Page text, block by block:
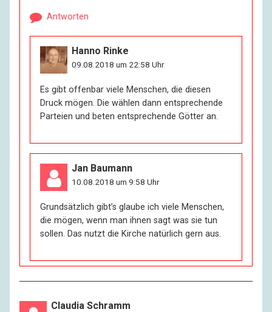
Antworten
Hanno Rinke
09.08.2018 um 22:58 Uhr
Es gibt offenbar viele Menschen, die diesen
Druck mögen. Die wählen dann entsprechende
Parteien und beten entsprechende Götter an.
Jan Baumann
10.08.2018 um 9:58 Uhr
Grundsätzlich gibt’s glaube ich viele Menschen,
die mögen, wenn man ihnen sagt was sie tun
sollen. Das nutzt die Kirche natürlich gern aus.
Claudia Schramm